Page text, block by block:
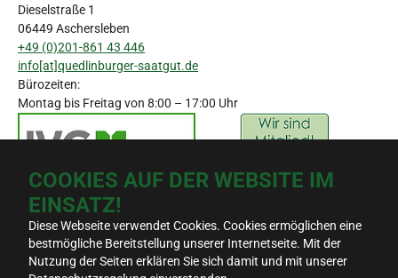
COOKIES AUF DER WEBSITE IM
EINSATZ!
Diese Webseite verwendet Cookies. Cookies ermöglichen eine
bestmögliche Bereitstellung unserer Internetseite. Mit der
Nutzung der Seiten erklären Sie sich damit und mit unserer
Dieselstraße 1
06449 Aschersleben
+49 (0)201-861 43 446
info[at]quedlinburger-saatgut.de
Bürozeiten:
Montag bis Freitag von 8:00 – 17:00 Uhr
© 2026 - Quedlinburger Saatgut GmbH
Suche
Kontakt